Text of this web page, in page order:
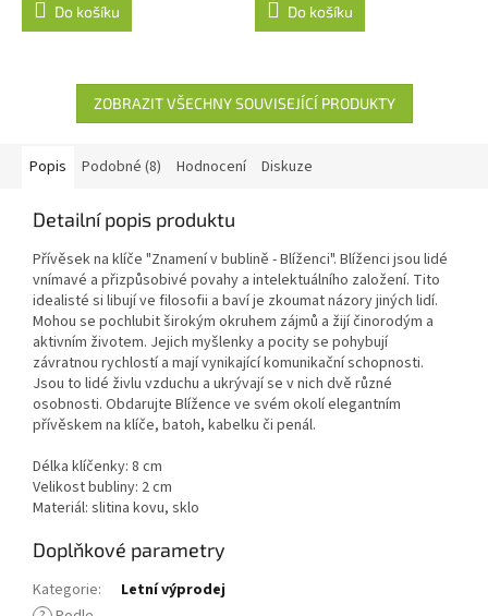
Do košíku Do košíku
ZOBRAZIT VŠECHNY SOUVISEJÍCÍ PRODUKTY
Popis Podobné (8) Hodnocení Diskuze
Detailní popis produktu
Přívěsek na klíče "Znamení v bublině - Blíženci". Blíženci jsou lidé
vnímavé a přizpůsobivé povahy a intelektuálního založení. Tito
idealisté si libují ve filosofii a baví je zkoumat názory jiných lidí.
Mohou se pochlubit širokým okruhem zájmů a žijí činorodým a
aktivním životem. Jejich myšlenky a pocity se pohybují
závratnou rychlostí a mají vynikající komunikační schopnosti.
Jsou to lidé živlu vzduchu a ukrývají se v nich dvě různé
osobnosti. Obdarujte Blížence ve svém okolí elegantním
přívěskem na klíče, batoh, kabelku či penál.
Délka klíčenky: 8 cm
Velikost bubliny: 2 cm
Materiál: slitina kovu, sklo
Doplňkové parametry
Kategorie:
Letní výprodej